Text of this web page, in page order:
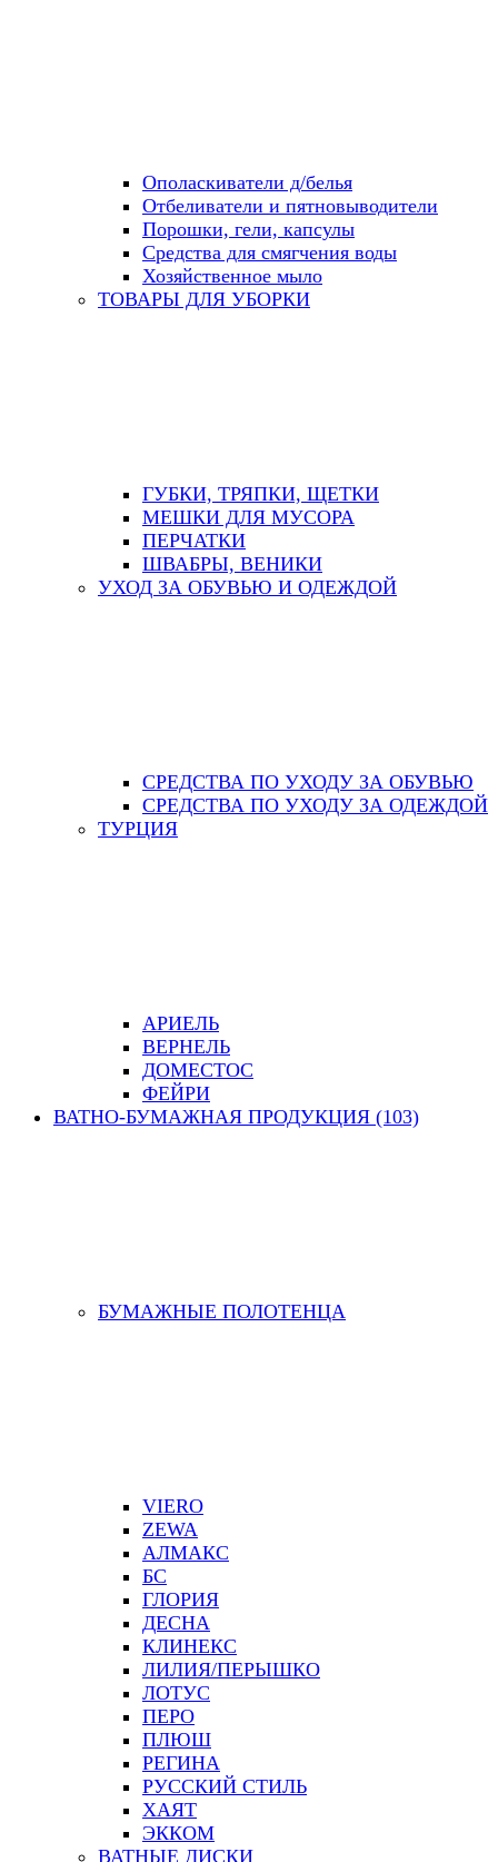
Ополаскиватели д/белья
Отбеливатели и пятновыводители
Порошки, гели, капсулы
Средства для смягчения воды
Хозяйственное мыло
ТОВАРЫ ДЛЯ УБОРКИ
ГУБКИ, ТРЯПКИ, ЩЕТКИ
МЕШКИ ДЛЯ МУСОРА
ПЕРЧАТКИ
ШВАБРЫ, ВЕНИКИ
УХОД ЗА ОБУВЬЮ И ОДЕЖДОЙ
СРЕДСТВА ПО УХОДУ ЗА ОБУВЬЮ
СРЕДСТВА ПО УХОДУ ЗА ОДЕЖДОЙ
ТУРЦИЯ
АРИЕЛЬ
ВЕРНЕЛЬ
ДОМЕСТОС
ФЕЙРИ
ВАТНО-БУМАЖНАЯ ПРОДУКЦИЯ (103)
БУМАЖНЫЕ ПОЛОТЕНЦА
VIERO
ZEWA
АЛМАКС
БС
ГЛОРИЯ
ДЕСНА
КЛИНЕКС
ЛИЛИЯ/ПЕРЫШКО
ЛОТУС
ПЕРО
ПЛЮШ
РЕГИНА
РУССКИЙ СТИЛЬ
ХАЯТ
ЭККОМ
ВАТНЫЕ ДИСКИ